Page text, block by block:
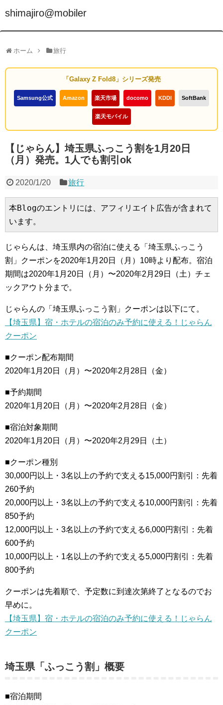
shimajiro@mobiler
ホーム 旅行
「Galaxy Z Fold8」シリーズ発売
Samsung公式 Amazon 楽天市場 docomo KDDI SoftBank
楽天モバイル
【じゃらん】埼玉県ふっこう割を1月20日
（月）発売。1人でも割引ok
2020/1/20 旅行
本Blogのエントリには、アフィリエイト広告が含まれて
います。
じゃらんは、埼玉県内の宿泊に使える「埼玉県ふっこう
割」クーポンを2020年1月20日（月）10時より配布。宿泊
期間は2020年1月20日（月）〜2020年2月29日（土）チェ
ックアウト分まで。
じゃらんの「埼玉県ふっこう割」クーポンは以下にて。
【埼玉県】宿・ホテルの宿泊のみ予約に使える！じゃらん
クーポン
■クーポン配布期間
2020年1月20日（月）〜2020年2月28日（金）
■予約期間
2020年1月20日（月）〜2020年2月28日（金）
■宿泊対象期間
2020年1月20日（月）〜2020年2月29日（土）
■クーポン種別
30,000円以上・3名以上の予約で支える15,000円割引：先着
260予約
20,000円以上・3名以上の予約で支える10,000円割引：先着
850予約
12,000円以上・3名以上の予約で支える6,000円割引：先着
600予約
10,000円以上・1名以上の予約で支える5,000円割引：先着
800予約
クーポンは先着順で、予定数に到達次第終了となるのでお
早めに。
【埼玉県】宿・ホテルの宿泊のみ予約に使える！じゃらん
クーポン
埼玉県「ふっこう割」概要
■宿泊期間